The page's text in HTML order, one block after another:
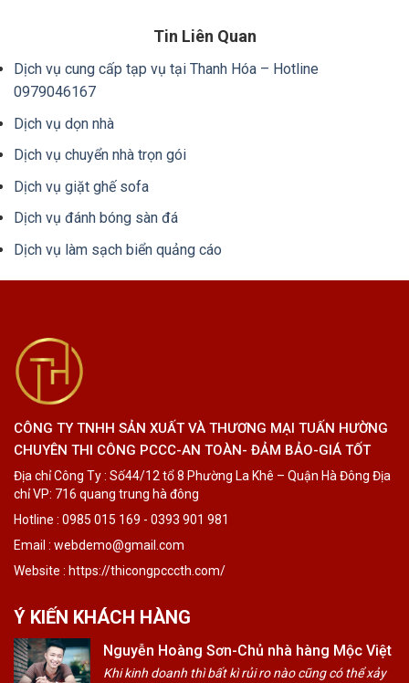
Tin Liên Quan
Dịch vụ cung cấp tạp vụ tại Thanh Hóa – Hotline
0979046167
Dịch vụ dọn nhà
Dịch vụ chuyển nhà trọn gói
Dịch vụ giặt ghế sofa
Dịch vụ đánh bóng sàn đá
Dịch vụ làm sạch biển quảng cáo
CÔNG TY TNHH SẢN XUẤT VÀ THƯƠNG MẠI TUẤN HƯỜNG
CHUYÊN THI CÔNG PCCC-AN TOÀN- ĐẢM BẢO-GIÁ TỐT
Địa chỉ Công Ty : Số44/12 tổ 8 Phường La Khê – Quận Hà Đông Địa
chỉ VP: 716 quang trung hà đông
Hotline : 0985 015 169 - 0393 901 981
Email : webdemo@gmail.com
Website : https://thicongpcccth.com/
Ý KIẾN KHÁCH HÀNG
Nguyễn Hoàng Sơn-Chủ nhà hàng Mộc Việt
Khi kinh doanh thì bất kì rủi ro nào cũng có thể xảy